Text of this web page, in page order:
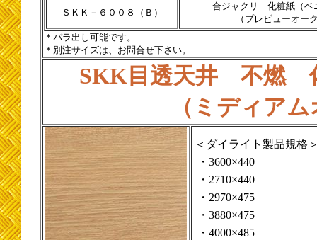
ＳＫＫ－６００８（Ｂ）
合ジャクリ 化粧紙（ベ
（プレビューオー
＊バラ出し可能です。
＊別注サイズは、お問合せ下さい。
SKK目透天井 不燃
（ミディア
＜ダイライト製品規格
・3600×440
・2710×440
・2970×475
・3880×475
・4000×485